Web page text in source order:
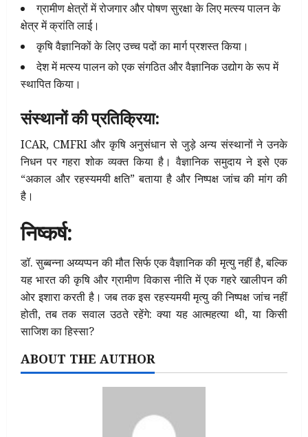
ग्रामीण क्षेत्रों में रोजगार और पोषण सुरक्षा के लिए मत्स्य पालन के
क्षेत्र में क्रांति लाई।
कृषि वैज्ञानिकों के लिए उच्च पदों का मार्ग प्रशस्त किया।
देश में मत्स्य पालन को एक संगठित और वैज्ञानिक उद्योग के रूप में
स्थापित किया।
संस्थानों की प्रतिक्रिया:
ICAR, CMFRI और कृषि अनुसंधान से जुड़े अन्य संस्थानों ने उनके
निधन पर गहरा शोक व्यक्त किया है। वैज्ञानिक समुदाय ने इसे एक
“अकाल और रहस्यमयी क्षति” बताया है और निष्पक्ष जांच की मांग की
है।
निष्कर्ष:
डॉ. सुब्बन्ना अय्यप्पन की मौत सिर्फ एक वैज्ञानिक की मृत्यु नहीं है, बल्कि
यह भारत की कृषि और ग्रामीण विकास नीति में एक गहरे खालीपन की
ओर इशारा करती है। जब तक इस रहस्यमयी मृत्यु की निष्पक्ष जांच नहीं
होती, तब तक सवाल उठते रहेंगे: क्या यह आत्महत्या थी, या किसी
साजिश का हिस्सा?
ABOUT THE AUTHOR